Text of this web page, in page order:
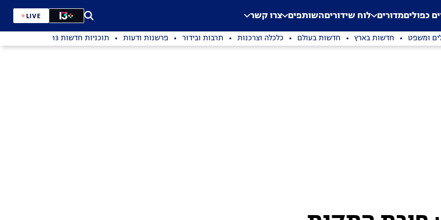
Application error: a
. כפוליםמדורים לוח שידוריםהשותפים צרו קשר LIVE
ומשפט חדשות בארץ חדשות בעולם כלכלה וצרכנות תרבות ובידור פרשנות ודעות תוכניות חדשות 13